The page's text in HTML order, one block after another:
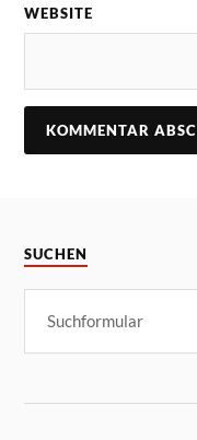
WEBSITE
SUCHEN